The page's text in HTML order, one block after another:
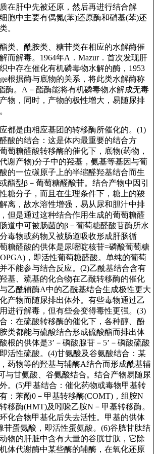
在肝中先被还原，然后再进行结合解
胞中主要有偶氮(苯)还原酶和硝基(苯)还
。
类、酰胺类、糖苷类在相应的水解酶催
而解毒。1964年A．Mazur．首次发现肝
中存在催化有机磷毒物水解的酶，1953
根据酶与底物的关系，将此类水解酶称
酶。A－酯酶能将有机磷毒物水解成无毒
物，同时，产物的极性增大，易随尿排
都是由相应基团的转移酶所催化的。(1)
酸的结合：这是体内最重要的结合方
萄糖醛酸转移酶的催化下，底物(药物，
谢产物)分子中的羟基，氨基等基因与葡
的一位碳原子上的半缩醛羟基结合而生
酯型β－葡萄糖醛酸苷。结合产物中因引
糖分子，而且在生理条件下，糖上的羧
离，故水溶性增强，易从尿和胆汁中排
但是通过这种结合作用生成的葡萄糖醛
道中可被肠菌的β－葡萄糖醛酸苷酶所水
毒物或药物又被肠道吸收形成肝肠循
糖醛酸的供体是尿嘧啶核苷=磷酸葡萄糖
，即活性葡萄糖醛酸。单纯的葡萄
不能参与结合反应。(2)乙酰基结合含有
基、巯基的化合物在乙酰转移酶的催化
乙酰辅酶A中的乙酰基结合生成极性更大
产物而随尿排出体外。有些毒物通过乙
进行解毒，但有些会变得毒性更强。(3)
：在硫酸转移酶的催化下，各种醇、酚
类都能与硫酸结合形成硫酸酯而排出体
根的供体是3’－磷酸腺苷－5’－磷酸硫酸
活性硫酸。(4)甘氨酸及谷氨酸结合：某
药物等的羟基与辅酶A结合而形成酰基辅
与甘氨酸、谷氨酸结合。结合产物易随尿
。(5)甲基结合：催化药物或毒物甲基转
：苯酚0－甲基转移酶(COMT)，组胺N
移酶(HMT)及吲哚乙胺N－甲基转移酶。
化合物甲基化后失去活性。甲基的供体
苷蛋氨酸，即活性蛋氨酸。(6)谷胱甘肽结
物的肝脏中含有大量的谷胱甘肽，它除
体代谢酶中某些酶的辅酶，在氧化还原